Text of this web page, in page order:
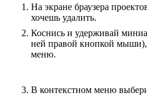
На экране браузера
хочешь удалить.
Коснись и удерживай
ней правой кнопкой мыши),
меню.
В контекстном меню